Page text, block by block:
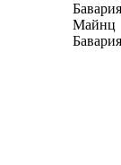
Бавария
Майнц
Бавария